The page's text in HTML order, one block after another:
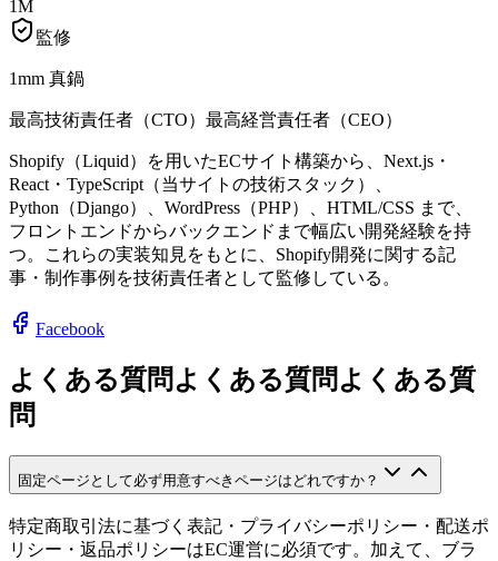
1M
監修
1mm 真鍋
最高技術責任者（CTO） 最高経営責任者（CEO）
Shopify（Liquid）を用いたECサイト構築から、Next.js・
React・TypeScript（当サイトの技術スタック）、
Python（Django）、WordPress（PHP）、HTML/CSS まで、
フロントエンドからバックエンドまで幅広い開発経験を持
つ。これらの実装知見をもとに、Shopify開発に関する記
事・制作事例を技術責任者として監修している。
Facebook
よくある質問 よくある質問 よ く ある質
問
固定ページとして必ず用意すべきページはどれですか？
特定商取引法に基づく表記・プライバシーポリシー・配送ポ
リシー・返品ポリシーはEC運営に必須です。加えて、ブラ